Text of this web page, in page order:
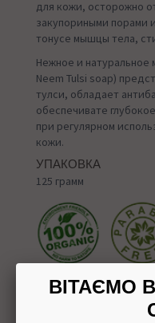
для кожи, осторожно
закупориными порами
тонусе мышцы тела,
Нежное и натуральное
Neem Tulsi soap)
тулси, обладает
обеспечивате
при регулярном
кожи.
УПАКОВКА
125 грамм
ВІТАЄМО